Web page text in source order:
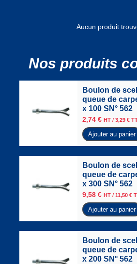
Aucun produit
Nos produits
Boulon de
queue de
x 100 SN° 562
2,74 € HT / 3,29 €
Ajouter au panier
Boulon de
queue de
x 300 SN° 562
9,58 € HT / 11,50 €
Ajouter au panier
Boulon de
queue de
x 200 SN° 562